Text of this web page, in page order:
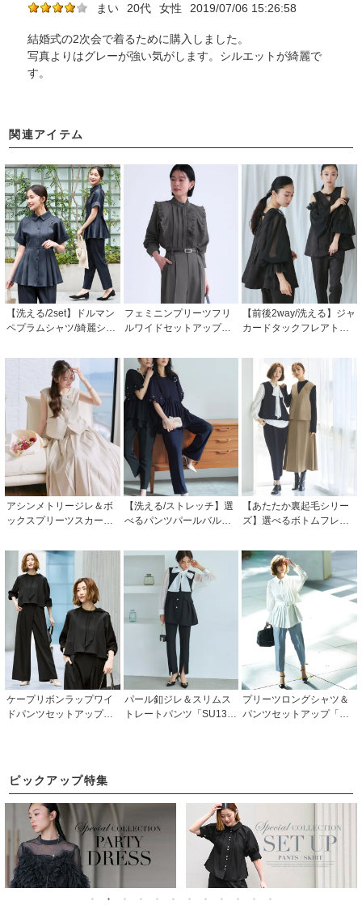
まい 20代 女性 2019/07/06 15:26:58
結婚式の2次会で着るために購入しました。
写真よりはグレーが強い気がします。シルエットが綺麗で
す。
関連アイテム
【洗える/2set】ドルマン
ペプラムシャツ/綺麗シル
ツ「CPA1732」/ フォー
マルパーティードレス・
セレモニー・入学式(入園
式)・卒業式(卒園式)・同
窓会などお呼ばれ対応
フェミニンプリーツフリ
ルワイドセットアップ「P
【前後2way/洗える】ジャ
カードタックフレアトッ
ドレス(チュールつけ袖付
き)「PA1584」
アシンメトリージレ＆ボ
ックスプリーツスカート
3」
【洗える/ストレッチ】選
べるパンツパールバルー
パンツ/セミワイドパンツ
「PA1457」
【あたたか裏起毛シリー
ズ】選べるボトムフレア
ゴムフレアスカート/テー
パードパンツ「CSU127
4」
ケープリボンラップワイ
ドパンツセットアップ「P
式(卒園式)・結婚式・披露
宴・二次会・同窓会など
お呼ばれ対応
パール釦ジレ＆スリムス
トレートパンツ「SU134
プリーツロングシャツ＆
パンツセットアップ「CP
ピックアップ特集